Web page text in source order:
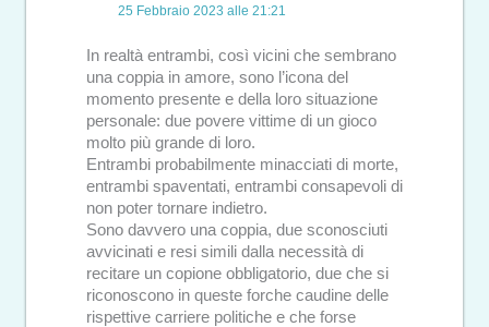
25 Febbraio 2023 alle 21:21
In realtà entrambi, così vicini che sembrano
una coppia in amore, sono l’icona del
momento presente e della loro situazione
personale: due povere vittime di un gioco
molto più grande di loro.
Entrambi probabilmente minacciati di morte,
entrambi spaventati, entrambi consapevoli di
non poter tornare indietro.
Sono davvero una coppia, due sconosciuti
avvicinati e resi simili dalla necessità di
recitare un copione obbligatorio, due che si
riconoscono in queste forche caudine delle
rispettive carriere politiche e che forse